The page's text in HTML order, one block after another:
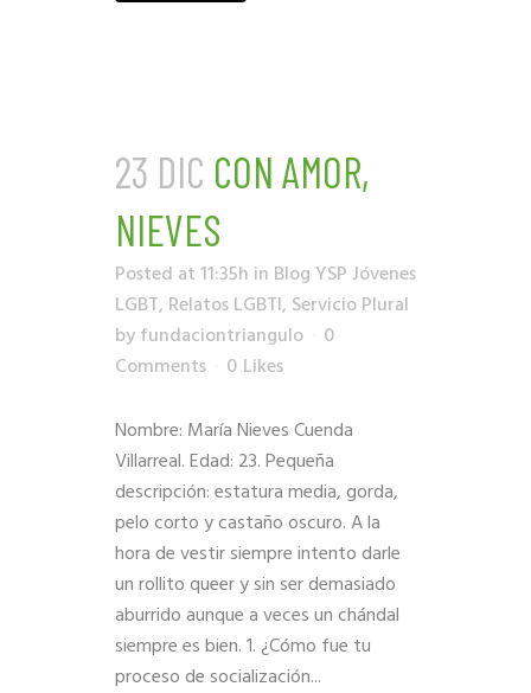
23 DIC CON AMOR,
NIEVES
Posted at 11:35h in Blog YSP Jóvenes
LGBT, Relatos LGBTI, Servicio Plural
byfundaciontriangulo
0
Comments
0 Likes
Nombre: María Nieves Cuenda
Villarreal. Edad: 23. Pequeña
descripción: estatura media, gorda,
pelo corto y castaño oscuro. A la
hora de vestir siempre intento darle
un rollito queer y sin ser demasiado
aburrido aunque a veces un chándal
siempre es bien. 1. ¿Cómo fue tu
proceso de socialización...